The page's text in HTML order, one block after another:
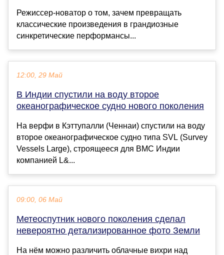
Режиссер-новатор о том, зачем превращать
классические произведения в грандиозные
синкретические перформансы...
12:00, 29 Май
В Индии спустили на воду второе
океанографическое судно нового поколения
На верфи в Кэттупалли (Ченнаи) спустили на воду
второе океанографическое судно типа SVL (Survey
Vessels Large), строящееся для ВМС Индии
компанией L&...
09:00, 06 Май
Метеоспутник нового поколения сделал
невероятно детализированное фото Земли
На нём можно различить облачные вихри над